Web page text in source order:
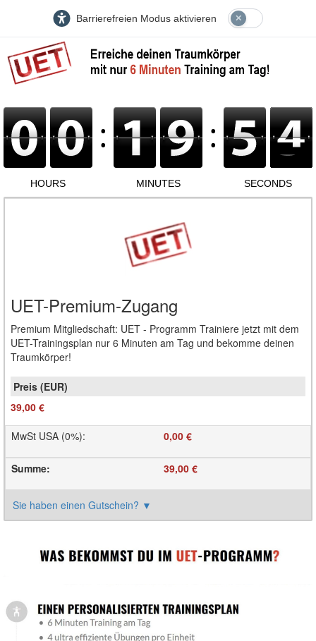
Barrierefreien Modus aktivieren
UET-Premium-Zugang
Premium Mitgliedschaft: UET - Programm Trainiere jetzt mit dem
UET-Trainingsplan nur 6 Minuten am Tag und bekomme deinen
Traumkörper!
39,00 €
MwSt USA (0%): 0,00 €
Summe: 39,00 €
Sie haben einen Gutschein? ▼